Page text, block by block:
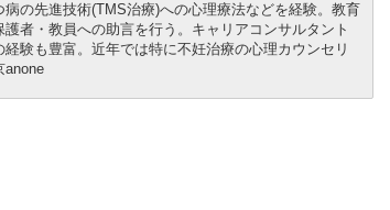
の先進技術(TMS治療)への心理療法などを経験。教育
者・教員への助言を行う。キャリアコンサルタント
験も豊富。近年では特に不妊治療の心理カウンセリ
anone